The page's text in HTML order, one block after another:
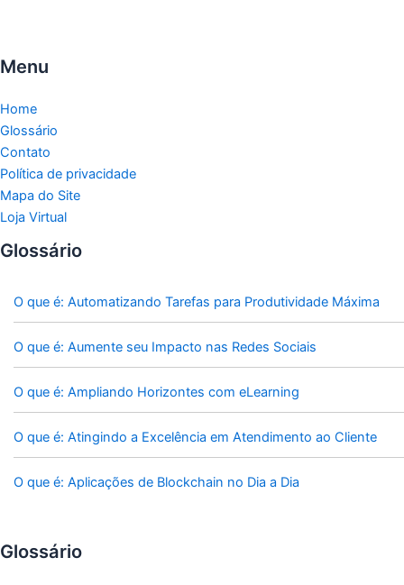
Menu
Home
Glossário
Contato
Política de privacidade
Mapa do Site
Loja Virtual
Glossário
O que é: Automatizando Tarefas para Produtividade Máxima
O que é: Aumente seu Impacto nas Redes Sociais
O que é: Ampliando Horizontes com eLearning
O que é: Atingindo a Excelência em Atendimento ao Cliente
O que é: Aplicações de Blockchain no Dia a Dia
Glossário